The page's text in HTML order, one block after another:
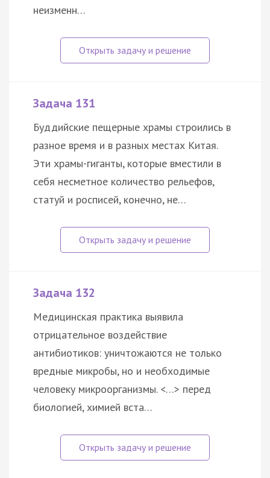
неизменн…
Задача 131
Буддийские пещерные храмы строились в
разное время и в разных местах Китая.
Эти храмы-гиганты, которые вместили в
себя несметное количество рельефов,
статуй и росписей, конечно, не…
Задача 132
Медицинская практика выявила
отрицательное воздействие
антибиотиков: уничтожаются не только
вредные микробы, но и необходимые
человеку микроорганизмы. <…> перед
биологией, химией вста…